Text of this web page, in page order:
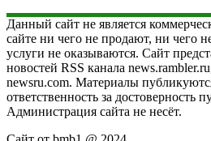
Данный сайт не является
сайте ни чего не продают, ни чего
услуги не оказываются. Сайт
новостей RSS канала
newsru.com. Материалы
ответственность за достоверность
Администрация сайта не несёт.